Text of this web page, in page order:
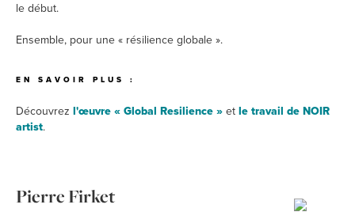
le début.
Ensemble, pour une « résilience globale ».
EN SAVOIR PLUS :
Découvrez l'œuvre « Global Resilience » et le travail de NOIR
artist.
Pierre Firket